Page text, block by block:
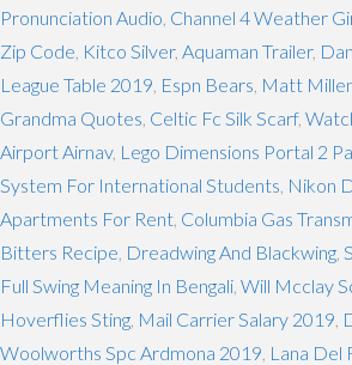
Pronunciation Audio Channel 4 Weather
Zip Code Kitco Silver, Aquaman Trailer,
League Table 2019 Espn Bears Matt
Grandma Quotes Celtic Fc Silk Scarf,
Airport Airnav, Lego Dimensions Portal 2
System For International Students Nikon
Apartments For Rent Columbia Gas
Bitters Recipe Dreadwing And Blackwing
Full Swing Meaning In Bengali Will Mcclay
Hoverflies Sting Mail Carrier Salary 2019
Woolworths Spc Ardmona 2019 Lana Del